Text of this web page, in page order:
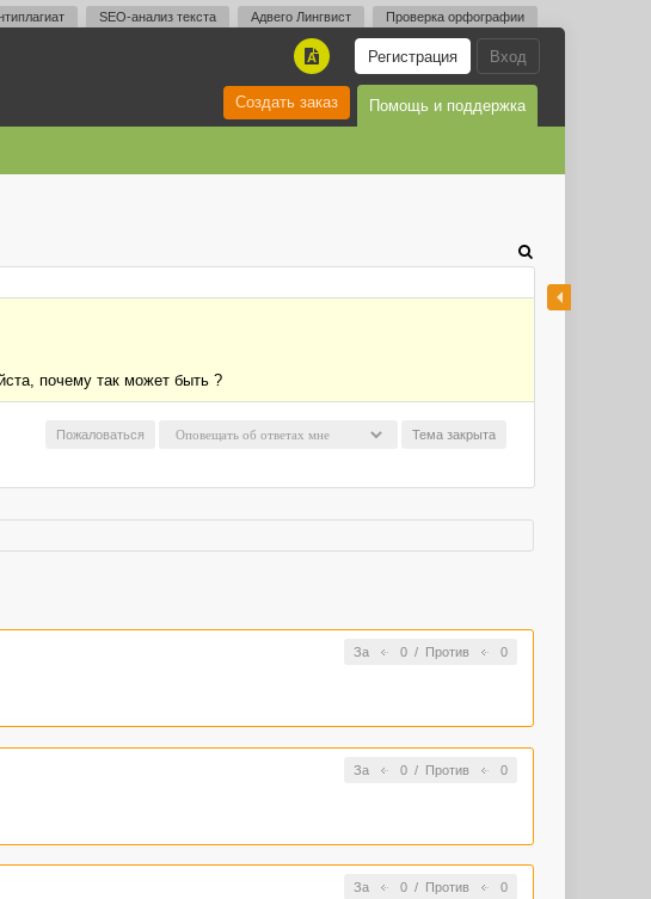
SEO-анализ текста Адвего Лингвист Проверка орфографии
Вход
Регистрация
A
Помощь и поддержка
Создать заказ
почему так может быть ?
Тема закрыта
Пожаловаться
За 0/ Против 0
За 0/ Против 0
За 0/ Против 0